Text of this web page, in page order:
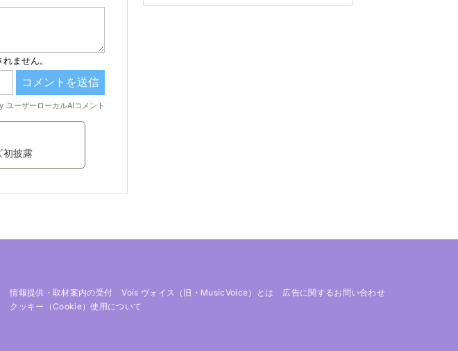
披露
情報提供・取材案内の受付 Vois ヴォイス（旧・MusicVoice）とは
広告に関するお問い合わせ
クッキー（cookie）使用について